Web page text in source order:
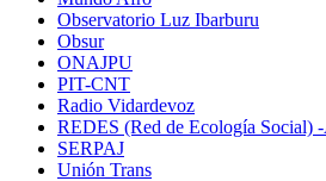
Observatorio Luz Ibarburu
Obsur
ONAJPU
PIT-CNT
Radio Vidardevoz
REDES (Red de Ecología Social)
SERPAJ
Unión Trans